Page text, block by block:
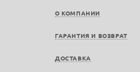
О КОМПАНИИ
ГАРАНТИЯ И ВОЗВРАТ
ДОСТАВКА